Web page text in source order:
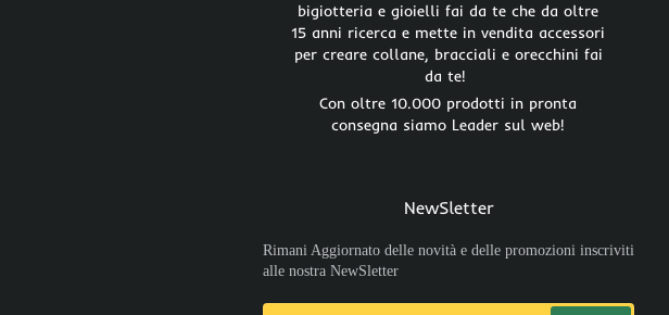
bigiotteria e gioielli fai da te che da oltre
15 anni ricerca e mette in vendita accessori
per creare collane, bracciali e orecchini fai
da te!
Con oltre 10.000 prodotti in pronta
consegna siamo Leader sul web!
NewSletter
Rimani Aggiornato delle novità e delle promozioni inscriviti
alle nostra NewSletter